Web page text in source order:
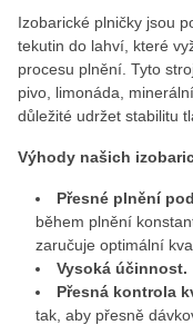
Izobarické plničky jsou
tekutin do lahví, které
procesu plnění. Tyto
pivo, limonáda,
důležité udržet stabilitu
Výhody našich
Přesné plnění
během plnění
zaručuje optimální
Vysoká účinnost.
Přesná kontrola
tak, aby přesně